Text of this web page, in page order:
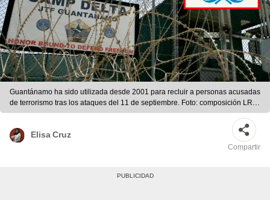
Guantánamo ha sido utilizada desde 2001 para recluir a personas acusadas
de terrorismo tras los ataques del 11 de septiembre. Foto: composición LR/
Excelsior
Elisa Cruz
Compartir